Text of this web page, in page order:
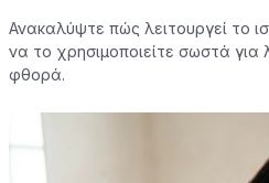
Ανακαλύψτε πώς λειτουργεί το
να το χρησιμοποιείτε σωστά
φθορά.